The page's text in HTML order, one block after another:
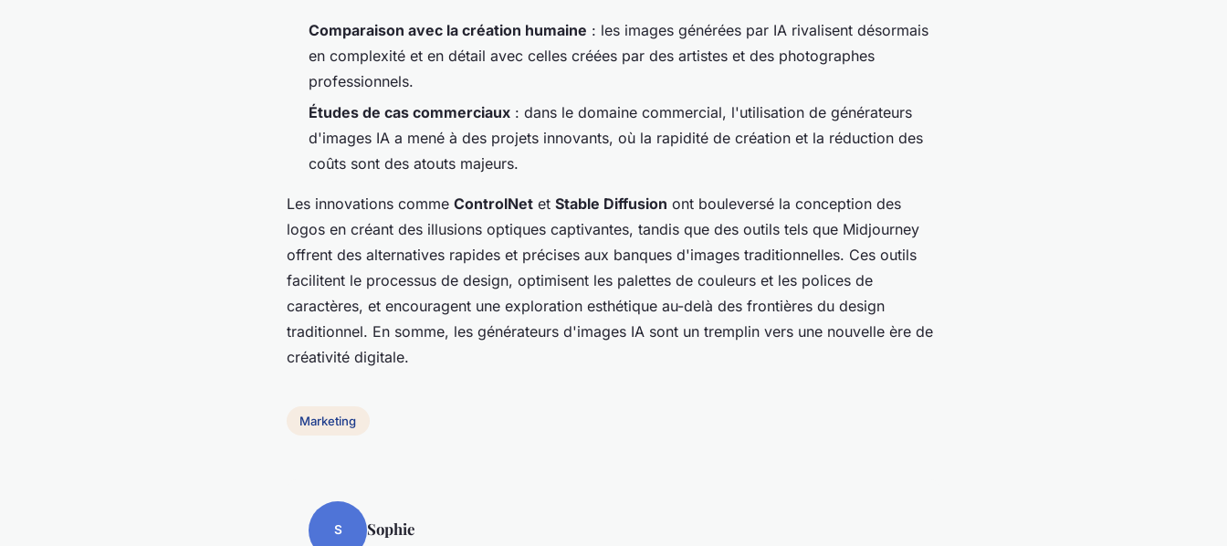
Comparaison avec la création humaine : les images générées par IA rivalisent désormais
en complexité et en détail avec celles créées par des artistes et des photographes
professionnels.
Études de cas commerciaux : dans le domaine commercial, l'utilisation de générateurs
d'images IA a mené à des projets innovants, où la rapidité de création et la réduction des
coûts sont des atouts majeurs.
Les innovations comme ControlNet et Stable Diffusion ont bouleversé la conception des
logos en créant des illusions optiques captivantes, tandis que des outils tels que Midjourney
offrent des alternatives rapides et précises aux banques d'images traditionnelles. Ces outils
facilitent le processus de design, optimisent les palettes de couleurs et les polices de
caractères, et encouragent une exploration esthétique au-delà des frontières du design
traditionnel. En somme, les générateurs d'images IA sont un tremplin vers une nouvelle ère de
créativité digitale.
Marketing
S Sophie